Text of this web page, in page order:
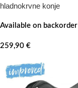
hladnokrvne konje
Available on backorder
259,90 €